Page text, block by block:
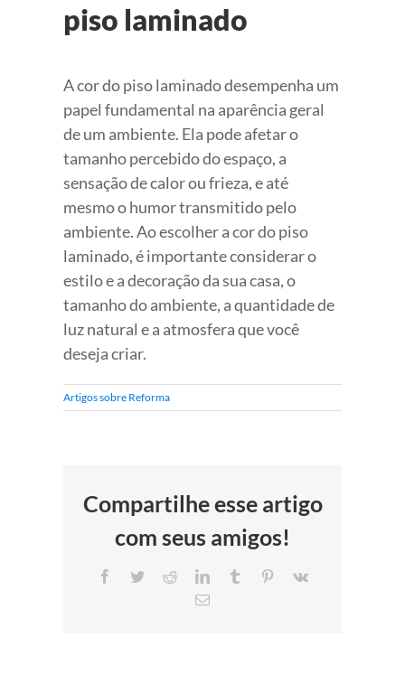
piso laminado
A cor do piso laminado desempenha um
papel fundamental na aparência geral
de um ambiente. Ela pode afetar o
tamanho percebido do espaço, a
sensação de calor ou frieza, e até
mesmo o humor transmitido pelo
ambiente. Ao escolher a cor do piso
laminado, é importante considerar o
estilo e a decoração da sua casa, o
tamanho do ambiente, a quantidade de
luz natural e a atmosfera que você
deseja criar.
Artigos sobre Reforma
Compartilhe esse artigo
com seus amigos!
Facebook
TwitterRedditLinkedInTumblr Pinterest
Vk
E-